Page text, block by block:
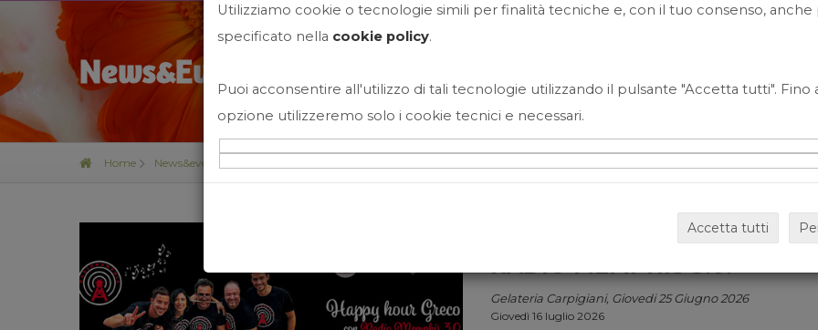
News&Events
Home News&events
HAPPY HOUR GRECO CON
RADIO MEMPHIS 3.0.
Gelateria Carpigiani, Giovedi 25 Giugno 2026
Giovedì 16 luglio 2026
Utilizziamo cookie o tecnologie simili per finalità tecniche e, con il tuo consenso,
specificato nella cookie policy.
Puoi acconsentire all'utilizzo di tali tecnologie utilizzando il pulsante "Accetta tutti". Fino
opzione utilizzeremo solo i cookie tecnici e necessari.
Accetta tutti